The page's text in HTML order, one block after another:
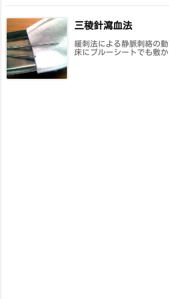
三稜針瀉血法
緩刺法による静脈刺絡の
床にブルーシートでも敷